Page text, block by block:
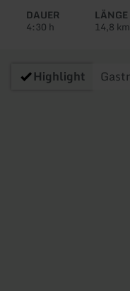
Tour:
DAUER
4:30 h
LÄNGE
14,8 km
Highlight